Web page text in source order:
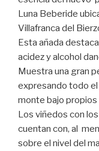
Luna Beberide
Villafranca del
Esta añada
acidez y alcohol
Muestra una gran
expresando todo
monte bajo propios
Los viñedos con
cuentan con, al
sobre el nivel del